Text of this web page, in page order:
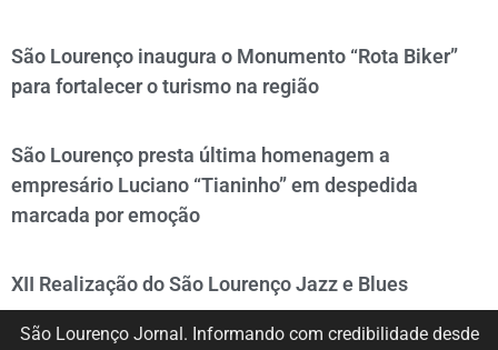
São Lourenço inaugura o Monumento “Rota Biker”
para fortalecer o turismo na região
São Lourenço presta última homenagem a
empresário Luciano “Tianinho” em despedida
marcada por emoção
XII Realização do São Lourenço Jazz e Blues
São Lourenço Jornal. Informando com credibilidade desde